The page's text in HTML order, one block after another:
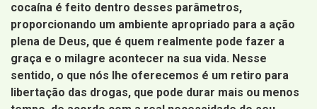
cocaína é feito dentro desses parâmetros,
proporcionando um ambiente apropriado para a ação
plena de Deus, que é quem realmente pode fazer a
graça e o milagre acontecer na sua vida. Nesse
sentido, o que nós lhe oferecemos é um retiro para
libertação das drogas, que pode durar mais ou menos